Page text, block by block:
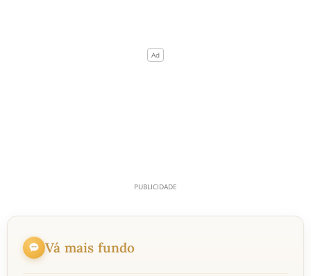
Vá mais fundo